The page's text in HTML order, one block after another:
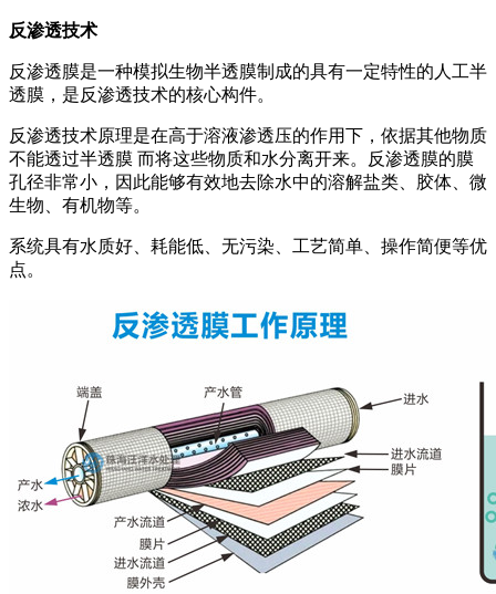
反渗透技术
反渗透膜是一种模拟生物半透膜制成的具有一定特性的人工半
透膜，是反渗透技术的核心构件。
反渗透技术原理是在高于溶液渗透压的作用下，依据其他物质
不能透过半透膜 而将这些物质和水分离开来。反渗透膜的膜
孔径非常小，因此能够有效地去除水中的溶解盐类、胶体、微
生物、有机物等。
系统具有水质好、耗能低、无污染、工艺简单、操作简便等优
点。